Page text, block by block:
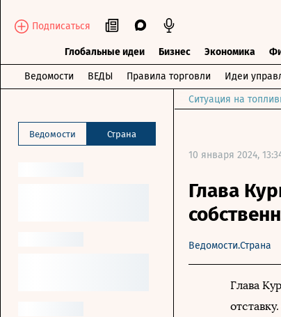
Подписаться
Глобальные идеи Бизнес Экономика
Ведомости ВЕДЫ Правила торговли Идеи
Ведомости Страна
Ситуация на
10 января 2024,
Глава
Ведомости.Страна
Глава